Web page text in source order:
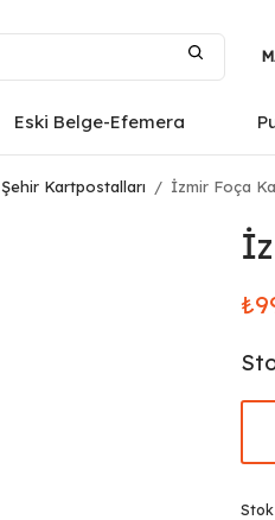
Eski Belge-Efemera
Şehir Kartpostalları / İzmir Foça
₺